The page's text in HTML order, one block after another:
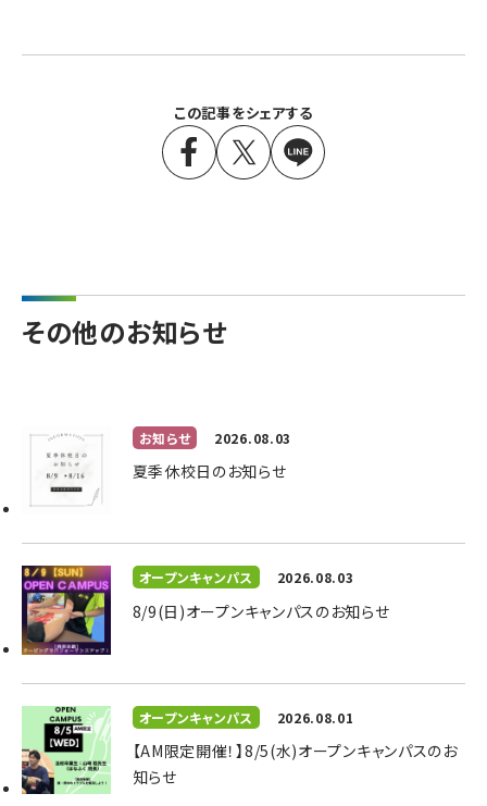
この記事をシェアする
その他のお知らせ
お知らせ 2026.08.03
夏季休校日のお知らせ
オープンキャンパス 2026.08.03
8/9(日)オープンキャンパスのお知らせ
オープンキャンパス 2026.08.01
【AM限定開催！】8/5(水)オープンキャンパスのお
知らせ